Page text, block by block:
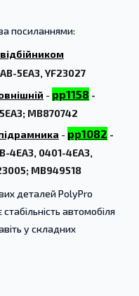
посиланнями:
5EA3, YF23027
- pp1158 -
MB870742
- pp1082 -
4EA3, 0401-4EA3,
MB949518
деталей PolyPro
автомобіля
у складних